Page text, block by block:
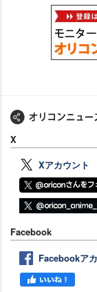
X
Xアカウント
Facebook
Facebookア